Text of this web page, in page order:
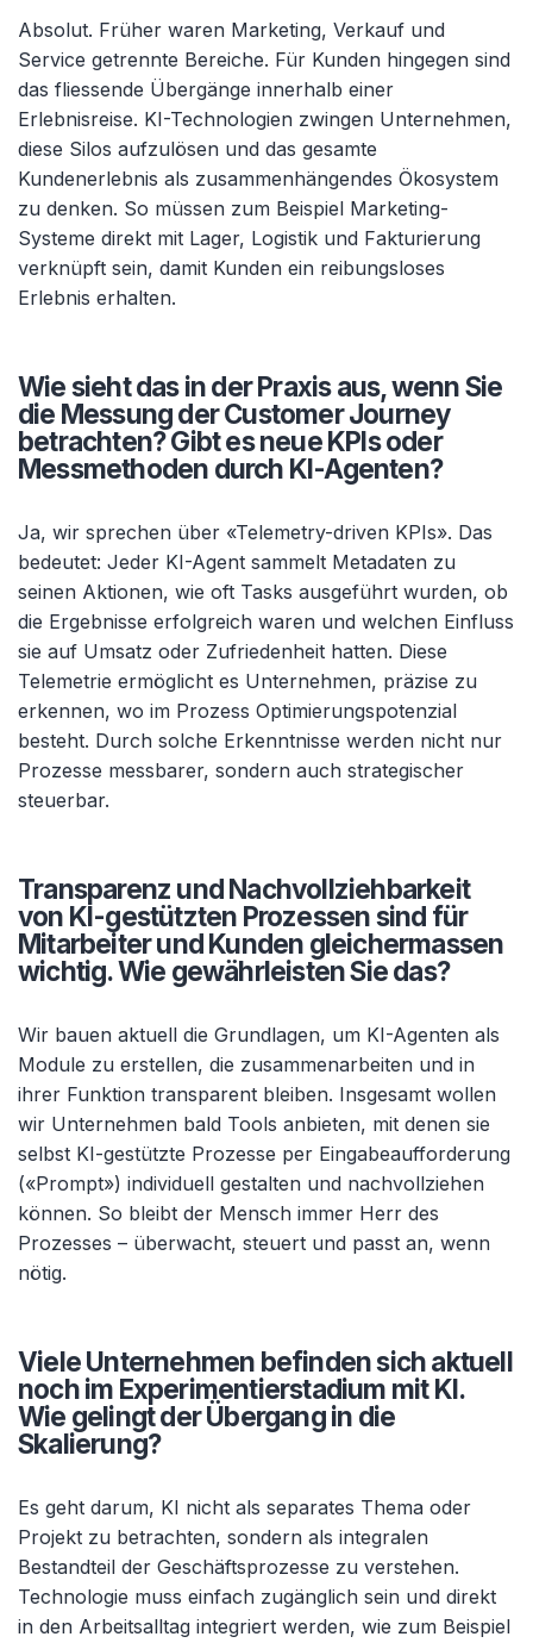
Absolut. Früher waren Marketing, Verkauf und
Service getrennte Bereiche. Für Kunden hingegen sind
das fliessende Übergänge innerhalb einer
Erlebnisreise. KI-Technologien zwingen Unternehmen,
diese Silos aufzulösen und das gesamte
Kundenerlebnis als zusammenhängendes Ökosystem
zu denken. So müssen zum Beispiel Marketing-
Systeme direkt mit Lager, Logistik und Fakturierung
verknüpft sein, damit Kunden ein reibungsloses
Erlebnis erhalten.
Wie sieht das in der Praxis aus, wenn Sie
die Messung der Customer Journey
betrachten? Gibt es neue KPIs oder
Messmethoden durch KI-Agenten?
Ja, wir sprechen über «Telemetry-driven KPIs». Das
bedeutet: Jeder KI-Agent sammelt Metadaten zu
seinen Aktionen, wie oft Tasks ausgeführt wurden, ob
die Ergebnisse erfolgreich waren und welchen Einfluss
sie auf Umsatz oder Zufriedenheit hatten. Diese
Telemetrie ermöglicht es Unternehmen, präzise zu
erkennen, wo im Prozess Optimierungspotenzial
besteht. Durch solche Erkenntnisse werden nicht nur
Prozesse messbarer, sondern auch strategischer
steuerbar.
Transparenz und Nachvollziehbarkeit
von KI-gestützten Prozessen sind für
Mitarbeiter und Kunden gleichermassen
wichtig. Wie gewährleisten Sie das?
Wir bauen aktuell die Grundlagen, um KI-Agenten als
Module zu erstellen, die zusammenarbeiten und in
ihrer Funktion transparent bleiben. Insgesamt wollen
wir Unternehmen bald Tools anbieten, mit denen sie
selbst KI-gestützte Prozesse per Eingabeaufforderung
(«Prompt») individuell gestalten und nachvollziehen
können. So bleibt der Mensch immer Herr des
Prozesses – überwacht, steuert und passt an, wenn
nötig.
Viele Unternehmen befinden sich aktuell
noch im Experimentierstadium mit KI.
Wie gelingt der Übergang in die
Skalierung?
Es geht darum, KI nicht als separates Thema oder
Projekt zu betrachten, sondern als integralen
Bestandteil der Geschäftsprozesse zu verstehen.
Technologie muss einfach zugänglich sein und direkt
in den Arbeitsalltag integriert werden, wie zum Beispiel